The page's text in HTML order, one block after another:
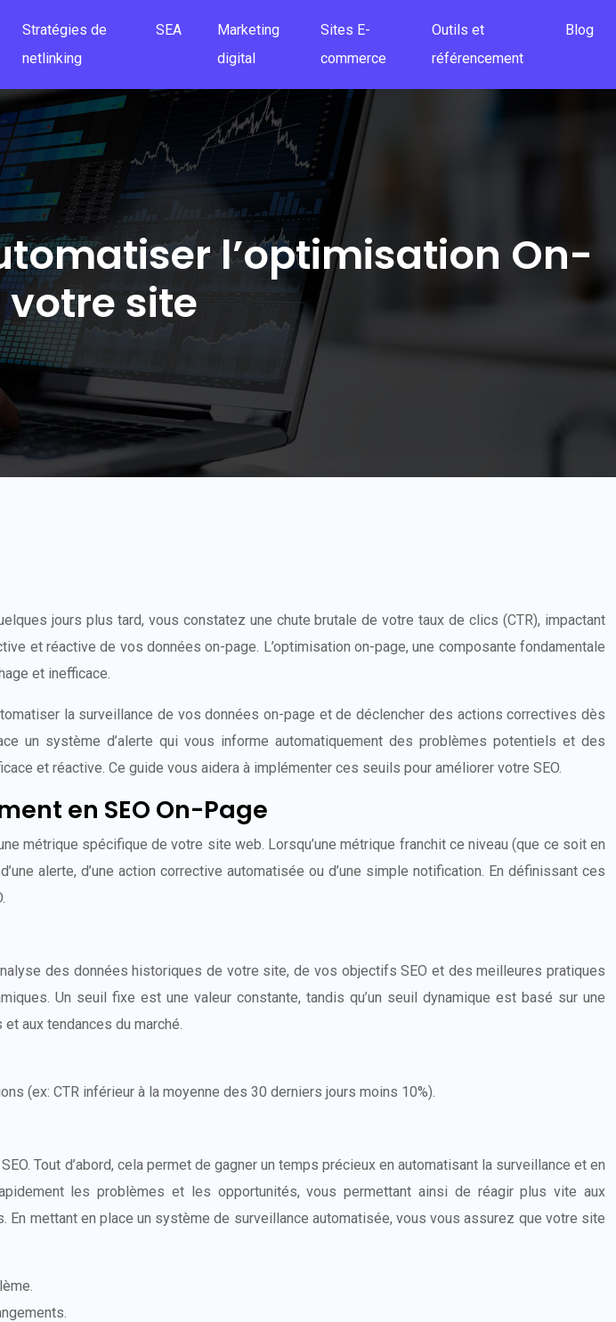
Stratégies de
netlinking
SEA
Marketing
digital
Sites E-
commerce
Outils et
référencement
Blog
l’optimisation On-
votre site
jours plus tard, vous constatez une chute brutale de votre taux de clics (CTR), impactant
et réactive de vos données on-page. L’optimisation on-page, une composante fondamentale
et inefficace.
la surveillance de vos données on-page et de déclencher des actions correctives dès
un système d’alerte qui vous informe automatiquement des problèmes potentiels et des
et réactive. Ce guide vous aidera à implémenter ces seuils pour améliorer votre SEO.
en SEO On-Page
métrique spécifique de votre site web. Lorsqu’une métrique franchit ce niveau (que ce soit en
alerte, d’une action corrective automatisée ou d’une simple notification. En définissant ces
des données historiques de votre site, de vos objectifs SEO et des meilleures pratiques
Un seuil fixe est une valeur constante, tandis qu’un seuil dynamique est basé sur une
aux tendances du marché.
(ex: CTR inférieur à la moyenne des 30 derniers jours moins 10%).
Tout d’abord, cela permet de gagner un temps précieux en automatisant la surveillance et en
les problèmes et les opportunités, vous permettant ainsi de réagir plus vite aux
mettant en place un système de surveillance automatisée, vous vous assurez que votre site